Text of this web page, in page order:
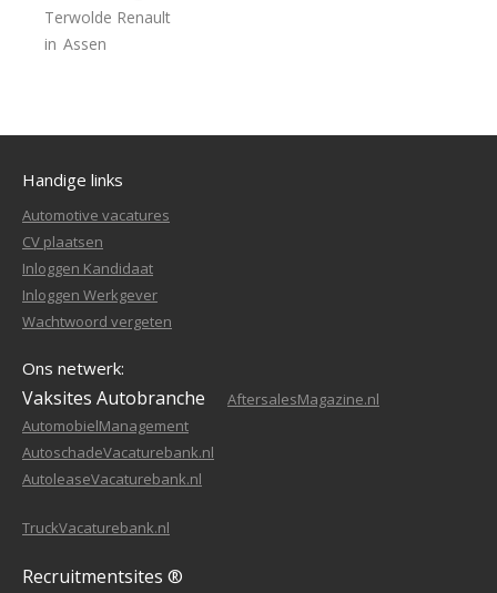
Terwolde Renault
in Assen
Handige links
Automotive vacatures
CV plaatsen
Inloggen Kandidaat
Inloggen Werkgever
Wachtwoord vergeten
Ons netwerk:
Vaksites Autobranche
AftersalesMagazine.nl
AutomobielManagement
AutoschadeVacaturebank.nl
AutoleaseVacaturebank.nl
TruckVacaturebank.nl
Recruitmentsites ®